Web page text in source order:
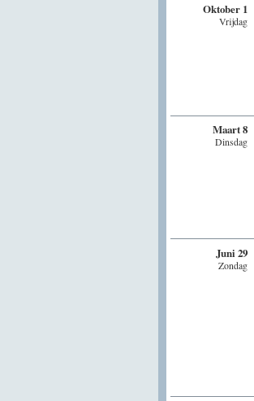
Oktober 1
Vrijdag
Maart 8
Dinsdag
Juni 29
Zondag